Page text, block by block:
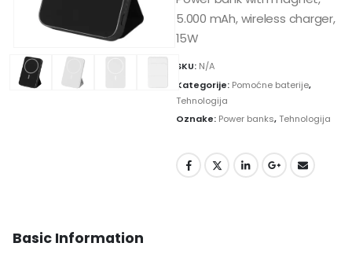
5.000 mAh, wireless charger,
15W
SKU: N/A
Kategorije: Pomoćne baterije,
Tehnologija
Oznake: Power banks,Tehnologija
Basic Information